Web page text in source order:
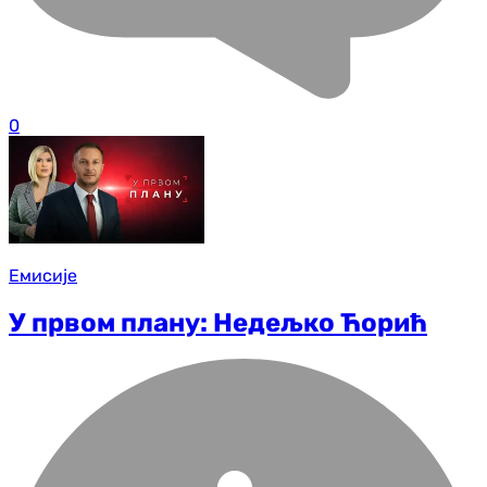
0
Емисије
У првом плану: Недељко Ћорић